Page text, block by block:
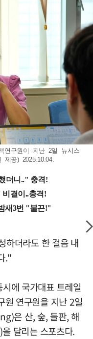
연구원이 지난 2일 뉴시스
제공) 2025.10.04.
하더라도 한 걸음 내
."
에 국가대표 트레일
원 연구원을 지난 2일
은 산, 숲, 들판, 해
달리는 스포츠다.